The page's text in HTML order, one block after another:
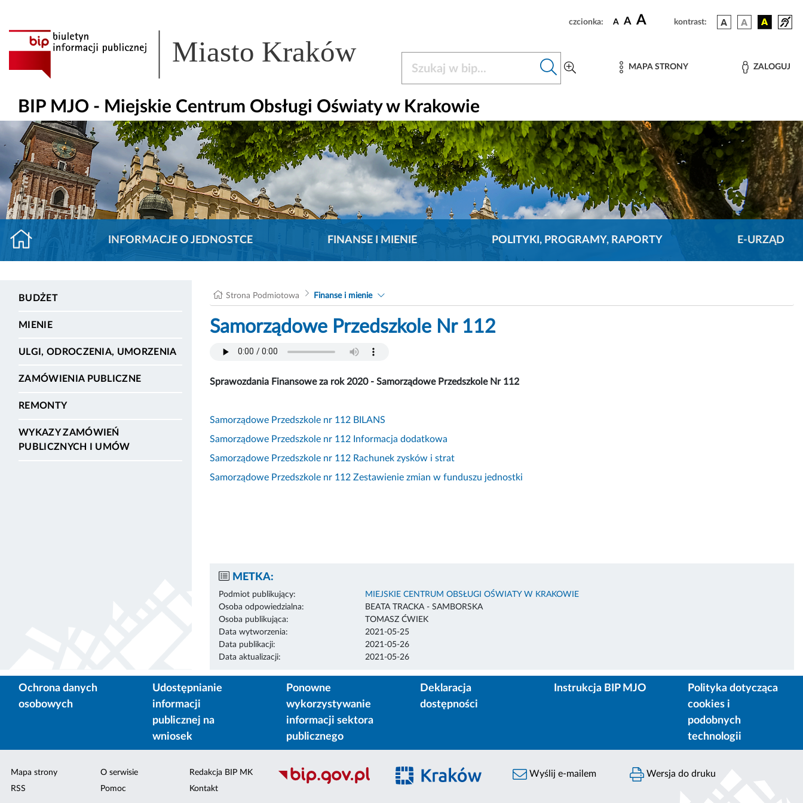
czcionka: A A A kontrast:
Miasto Kraków MAPA STRONY ZALOGUJ
BIP MJO - Miejskie Centrum Obsługi Oświaty w Krakowie
INFORMACJE O JEDNOSTCE FINANSE I MIENIE POLITYKI, PROGRAMY, RAPORTY E-URZĄD
BUDŻET
MIENIE
ULGI, ODROCZENIA, UMORZENIA
ZAMÓWIENIA PUBLICZNE
REMONTY
WYKAZY ZAMÓWIEŃ
PUBLICZNYCH I UMÓW
Strona Podmiotowa Finanse i mienie
Samorządowe Przedszkole Nr 112
Sprawozdania Finansowe za rok 2020 - Samorządowe Przedszkole Nr 112
Samorządowe Przedszkole nr 112 BILANS
Samorządowe Przedszkole nr 112 Informacja dodatkowa
Samorządowe Przedszkole nr 112 Rachunek zysków i strat
Samorządowe Przedszkole nr 112 Zestawienie zmian w funduszu jednostki
METKA:
Podmiot publikujący:
MIEJSKIE CENTRUM OBSŁUGI OŚWIATY W KRAKOWIE
Osoba odpowiedzialna:
BEATA TRACKA - SAMBORSKA
Osoba publikująca:
TOMASZ ĆWIEK
Data wytworzenia:
2021-05-25
Data publikacji:
2021-05-26
Data aktualizacji:
2021-05-26
Ochrona danych
osobowych
Udostępnianie
informacji
publicznej na
wniosek
Ponowne
wykorzystywanie
informacji sektora
publicznego
Deklaracja
dostępności
Instrukcja BIP MJO
Polityka dotycząca
cookies i
podobnych
technologii
Mapa strony
RSS
O serwisie
Pomoc
Redakcja BIP MK
Kontakt
Wyślij e-mailem Wersja do druku